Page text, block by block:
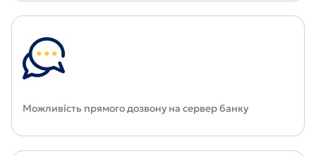
Можливість прямого дозвону на сервер банку